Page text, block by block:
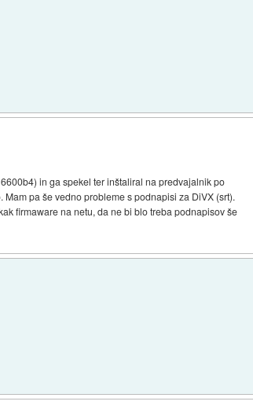
in ga spekel ter inštaliral na predvajalnik po
pa še vedno probleme s podnapisi za DiVX (srt).
firmaware na netu, da ne bi blo treba podnapisov še